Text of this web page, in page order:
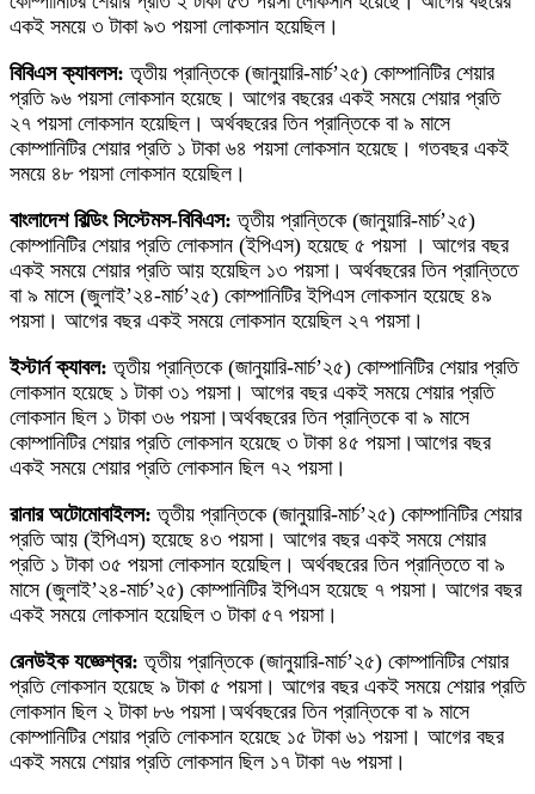
একই সময়ে ৩ টাকা ৯৩ পয়সা লোকসান হয়েছিল।
বিবিএস ক্যাবলস: তৃতীয় প্রান্তিকে (জানুয়ারি-মার্চ’২৫) কোম্পানিটির শেয়ার
প্রতি ৯৬ পয়সা লোকসান হয়েছে। আগের বছরের একই সময়ে শেয়ার প্রতি
২৭ পয়সা লোকসান হয়েছিল। অর্থবছরের তিন প্রান্তিকে বা ৯ মাসে
কোম্পানিটির শেয়ার প্রতি ১ টাকা ৬৪ পয়সা লোকসান হয়েছে। গতবছর একই
সময়ে ৪৮ পয়সা লোকসান হয়েছিল।
বাংলাদেশ বিল্ডিং সিস্টেমস-বিবিএস: তৃতীয় প্রান্তিকে (জানুয়ারি-মার্চ’২৫)
কোম্পানিটির শেয়ার প্রতি লোকসান (ইপিএস) হয়েছে ৫ পয়সা । আগের বছর
একই সময়ে শেয়ার প্রতি আয় হয়েছিল ১৩ পয়সা। অর্থবছরের তিন প্রান্তিতে
বা ৯ মাসে (জুলাই’২৪-মার্চ’২৫) কোম্পানিটির ইপিএস লোকসান হয়েছে ৪৯
পয়সা। আগের বছর একই সময়ে লোকসান হয়েছিল ২৭ পয়সা।
ইস্টার্ন ক্যাবল: তৃতীয় প্রান্তিকে (জানুয়ারি-মার্চ’২৫) কোম্পানিটির শেয়ার প্রতি
লোকসান হয়েছে ১ টাকা ৩১ পয়সা। আগের বছর একই সময়ে শেয়ার প্রতি
লোকসান ছিল ১ টাকা ৩৬ পয়সা।অর্থবছরের তিন প্রান্তিকে বা ৯ মাসে
কোম্পানিটির শেয়ার প্রতি লোকসান হয়েছে ৩ টাকা ৪৫ পয়সা।আগের বছর
একই সময়ে শেয়ার প্রতি লোকসান ছিল ৭২ পয়সা।
রানার অটোমোবাইলস: তৃতীয় প্রান্তিকে (জানুয়ারি-মার্চ’২৫) কোম্পানিটির শেয়ার
প্রতি আয় (ইপিএস) হয়েছে ৪৩ পয়সা। আগের বছর একই সময়ে শেয়ার
প্রতি ১ টাকা ৩৫ পয়সা লোকসান হয়েছিল। অর্থবছরের তিন প্রান্তিতে বা ৯
মাসে (জুলাই’২৪-মার্চ’২৫) কোম্পানিটির ইপিএস হয়েছে ৭ পয়সা। আগের বছর
একই সময়ে লোকসান হয়েছিল ৩ টাকা ৫৭ পয়সা।
রেনউইক যজ্ঞেশ্বর: তৃতীয় প্রান্তিকে (জানুয়ারি-মার্চ’২৫) কোম্পানিটির শেয়ার
প্রতি লোকসান হয়েছে ৯ টাকা ৫ পয়সা। আগের বছর একই সময়ে শেয়ার প্রতি
লোকসান ছিল ২ টাকা ৮৬ পয়সা।অর্থবছরের তিন প্রান্তিকে বা ৯ মাসে
কোম্পানিটির শেয়ার প্রতি লোকসান হয়েছে ১৫ টাকা ৬১ পয়সা। আগের বছর
একই সময়ে শেয়ার প্রতি লোকসান ছিল ১৭ টাকা ৭৬ পয়সা।